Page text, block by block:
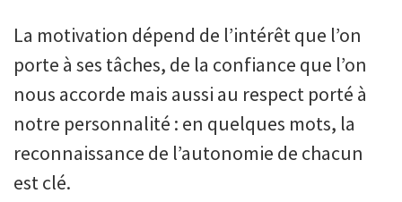
La motivation dépend de l’intérêt que l’on
porte à ses tâches, de la confiance que l’on
nous accorde mais aussi au respect porté à
notre personnalité : en quelques mots, la
reconnaissance de l’autonomie de chacun
est clé.